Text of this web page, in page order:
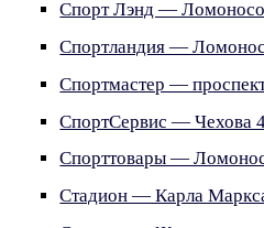
Спорт Лэнд —
Спортландия —
Спортмастер —
СпортСервис — Чехова
Спорттовары —
Стадион — Карла